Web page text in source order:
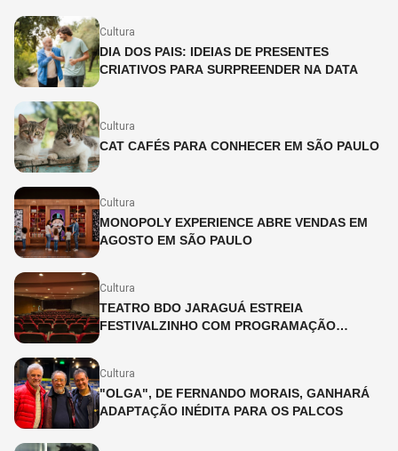
Cultura
DIA DOS PAIS: IDEIAS DE PRESENTES
CRIATIVOS PARA SURPREENDER NA DATA
Cultura
CAT CAFÉS PARA CONHECER EM SÃO PAULO
Cultura
MONOPOLY EXPERIENCE ABRE VENDAS EM
AGOSTO EM SÃO PAULO
Cultura
TEATRO BDO JARAGUÁ ESTREIA
FESTIVALZINHO COM PROGRAMAÇÃO
Cultura
"OLGA", DE FERNANDO MORAIS, GANHARÁ
ADAPTAÇÃO INÉDITA PARA OS PALCOS